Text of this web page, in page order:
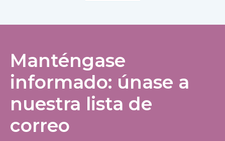
Manténgase
informado: únase a
nuestra lista de
correo